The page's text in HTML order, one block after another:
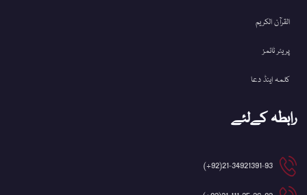
القرآن الکریم
پریئر ٹائمز
کلمہ اینڈ دعا
رابطہ کےلئے
21-34921391-93(92+)